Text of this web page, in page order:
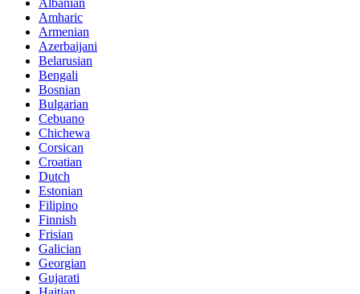
Amharic
Armenian
Azerbaijani
Belarusian
Bengali
Bosnian
Bulgarian
Cebuano
Chichewa
Corsican
Croatian
Dutch
Estonian
Filipino
Finnish
Frisian
Galician
Georgian
Gujarati